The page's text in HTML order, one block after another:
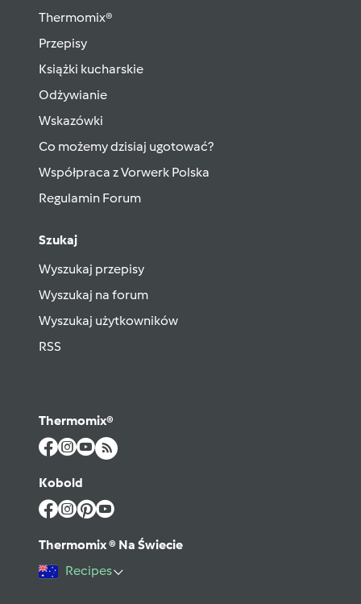
Thermomix®
Przepisy
Książki kucharskie
Odżywianie
Wskazówki
Co możemy dzisiaj ugotować?
Współpraca z Vorwerk Polska
Regulamin Forum
Szukaj
Wyszukaj przepisy
Wyszukaj na forum
Wyszukaj użytkowników
RSS
Thermomix®
Kobold
Thermomix ® Na Świecie
Recipes